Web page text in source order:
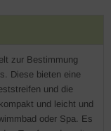
zur Bestimmung
Diese bieten eine
und die
und leicht und
oder Spa. Es